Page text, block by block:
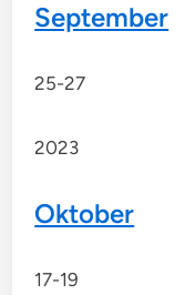
September
25-27
2023
Oktober
17-19